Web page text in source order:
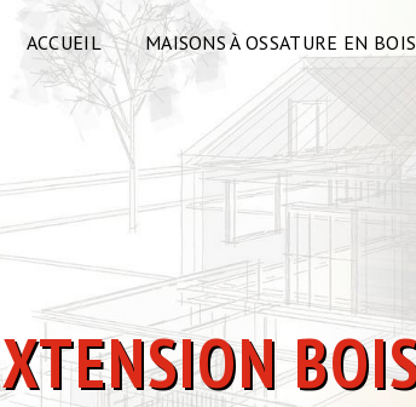
ACCUEIL MAISONS À OSSATURE EN BOIS
EXTENSION